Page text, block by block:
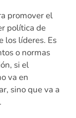
promover el
política de
los líderes. Es
o normas
si el
va en
sino que va a